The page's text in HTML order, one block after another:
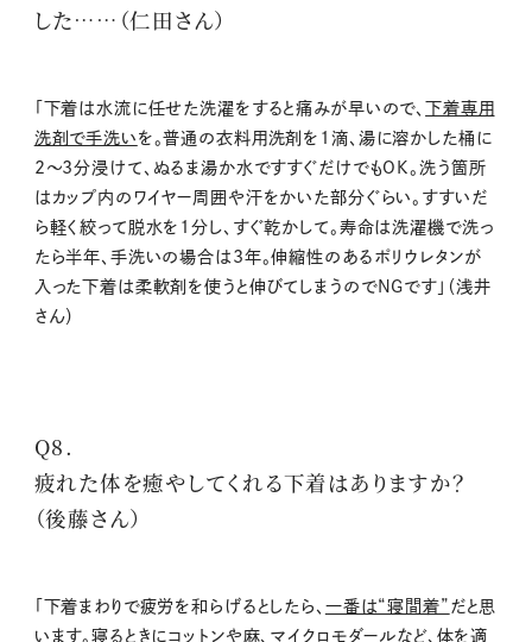
した……（仁田さん）
「下着は水流に任せた洗濯をすると痛みが早いので、
下着専用
洗剤で手洗い を。普通の衣料用洗剤を 1滴、湯に溶かした桶に
2 〜3分浸けて、ぬるま湯か水ですすぐだけでもOK 。洗う箇所
はカップ内のワイヤー周囲や汗をかいた部分ぐらい。すすいだ
ら軽く絞って脱水を 1分し、すぐ乾かして。寿命は洗濯機で洗っ
たら半年、手洗いの場合は 3年。伸縮性のあるポリウレタンが
入った下着は柔軟剤を使うと伸びてしまうのでNGです」（浅井
さん）
Q8.
疲れた体を癒やしてくれる下着はありますか？
（後藤さん）
「下着まわりで疲労を和らげるとしたら、 一番は“寝間着” だと思
います。寝るときにコットンや麻、マイクロモダールなど、体を適